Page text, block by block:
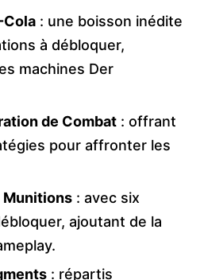
Cola : une boisson inédite
à débloquer,
machines Der
de Combat : offrant
pour affronter les
Munitions : avec six
ajoutant de la
: répartis